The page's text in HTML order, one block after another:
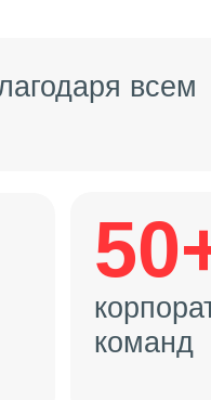
всем
команд